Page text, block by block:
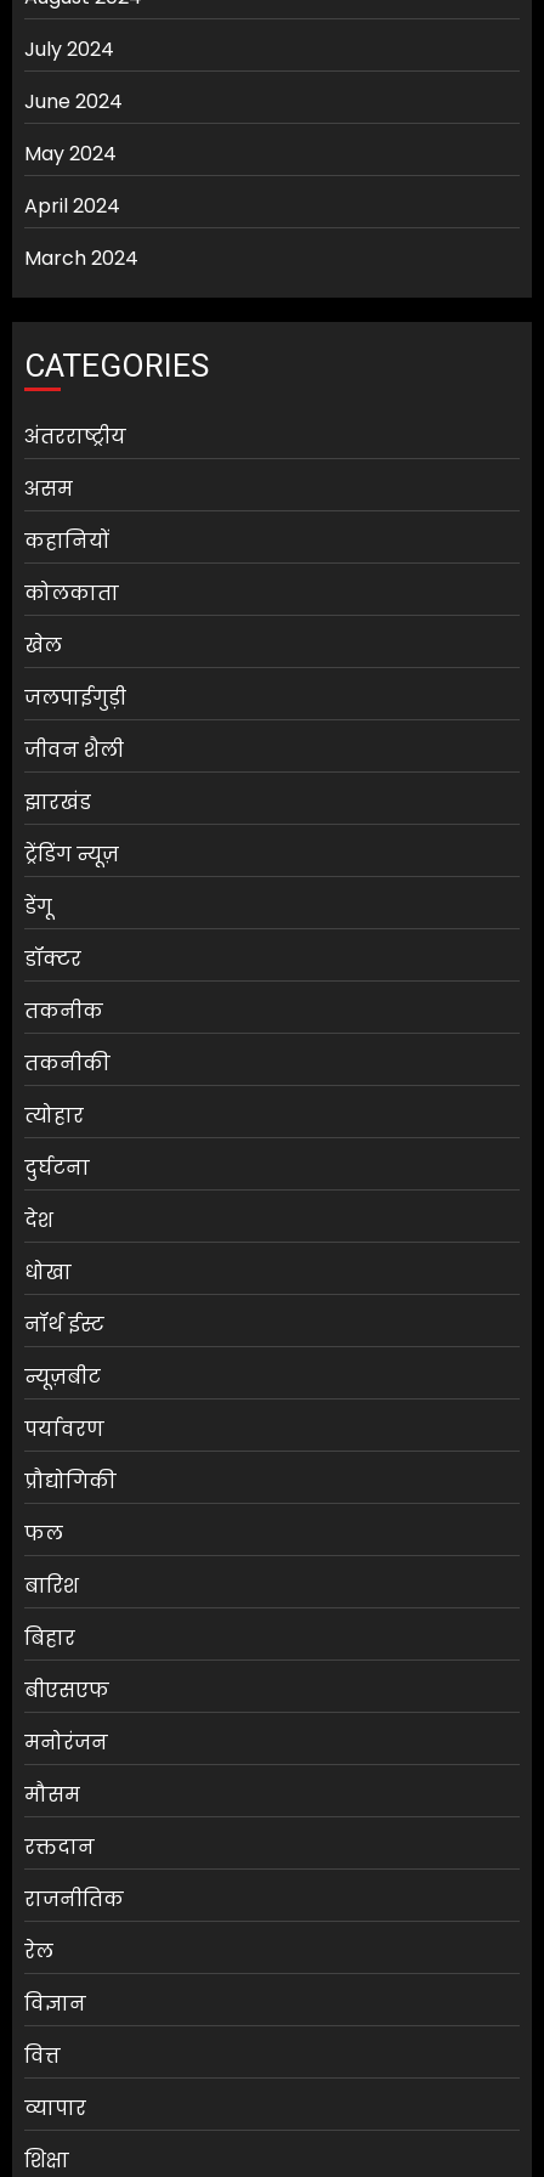
July 2024
June 2024
May 2024
April 2024
March 2024
CATEGORIES
अंतरराष्ट्रीय
असम
कहानियों
कोलकाता
खेल
जलपाईगुड़ी
जीवन शैली
झारखंड
ट्रेंडिंग न्यूज़
डेंगू
डॉक्टर
तकनीक
तकनीकी
त्योहार
दुर्घटना
देश
धोखा
नॉर्थ ईस्ट
न्यूज़बीट
पर्यावरण
प्रौद्योगिकी
फल
बारिश
बिहार
बीएसएफ
मनोरंजन
मौसम
रक्तदान
राजनीतिक
रेल
विज्ञान
वित्त
व्यापार
शिक्षा
एलबीएसएम कॉलेज में स्नातक
4